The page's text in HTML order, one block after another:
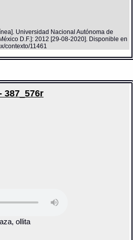
Universidad Nacional Autónoma de
D.F.]: 2012 [29-08-2020]. Disponible en
contexto/11461
387_576r
ollita